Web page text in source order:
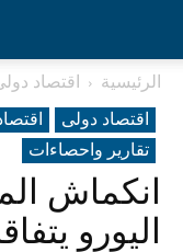
الرئيسية
اقتصاد
اقتصاد دولی
تقارير واحصاءات
انكماش
اليورو يتفاقم